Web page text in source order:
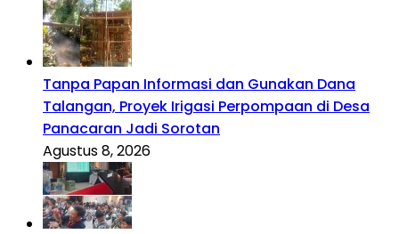
Tanpa Papan Informasi dan Gunakan Dana
Talangan, Proyek Irigasi Perpompaan di Desa
Panacaran Jadi Sorotan
Agustus 8, 2026